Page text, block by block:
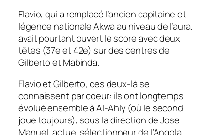
Flavio, qui a remplacé l’ancien capitaine et
légende nationale Akwa au niveau de l’aura,
avait pourtant ouvert le score avec deux
têtes (37e et 42e) sur des centres de
Gilberto et Mabinda.
Flavio et Gilberto, ces deux-là se
connaissent par coeur: ils ont longtemps
évolué ensemble à Al-Ahly (où le second
joue toujours), sous la direction de Jose
Manuel, actuel sélectionneur de l’Angola.